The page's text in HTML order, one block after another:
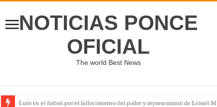
NOTICIAS PONCE
OFICIAL
The world Best News
Luto en el fútbol por el fallecimiento del padre y representante de Lionel
𝐅𝐚𝐥𝐥𝐞𝐜𝐞 𝐣𝐨𝐯𝐞𝐧 𝐝𝐞𝐩𝐨𝐫𝐭𝐢𝐬𝐭𝐚 𝐭𝐫𝐚𝐬 𝐬𝐞𝐧𝐭𝐢𝐫𝐬𝐞 𝐦𝐚𝐥 𝐝𝐮𝐫𝐚𝐧𝐭𝐞 𝐮𝐧𝐚 𝐩𝐫𝐚́𝐜𝐭𝐢𝐜𝐚 𝐝𝐞